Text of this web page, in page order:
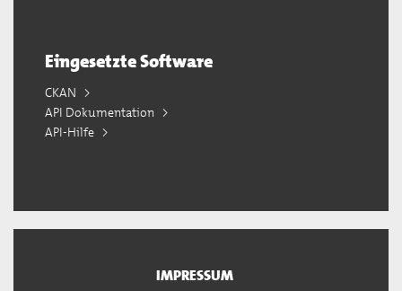
Eingesetzte Software
CKAN
API Dokumentation
API-Hilfe
IMPRESSUM